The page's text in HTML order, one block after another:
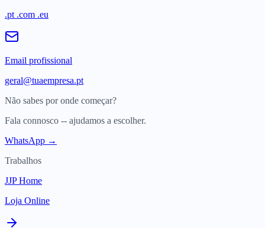
.pt .com .eu
Email profissional
geral@tuaempresa.pt
Não sabes por onde começar?
Fala connosco -- ajudamos a escolher.
WhatsApp →
Trabalhos
JJP Home
Loja Online